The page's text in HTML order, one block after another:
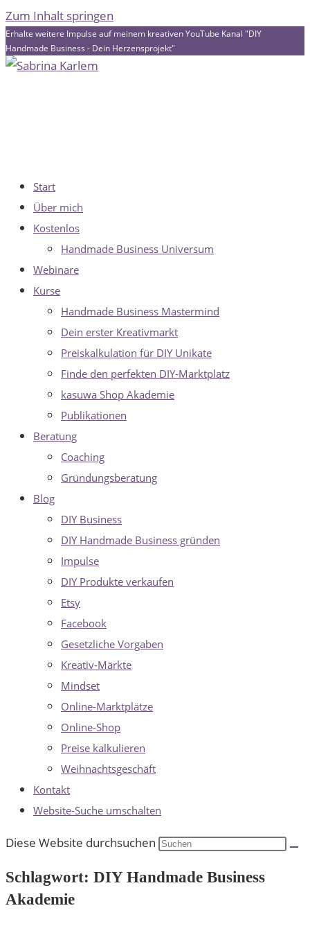
Zum Inhalt springen
Erhalte weitere Impulse auf meinem kreativen YouTube Kanal "DIY
Handmade Business - Dein Herzensprojekt"
Start
Über mich
Kostenlos
Handmade Business Universum
Webinare
Kurse
Handmade Business Mastermind
Dein erster Kreativmarkt
Preiskalkulation für DIY Unikate
Finde den perfekten DIY-Marktplatz
kasuwa Shop Akademie
Publikationen
Beratung
Coaching
Gründungsberatung
Blog
DIY Business
DIY Handmade Business gründen
Impulse
DIY Produkte verkaufen
Etsy
Facebook
Gesetzliche Vorgaben
Kreativ-Märkte
Mindset
Online-Marktplätze
Online-Shop
Preise kalkulieren
Weihnachtsgeschäft
Kontakt
Website-Suche umschalten
Diese Website durchsuchen
Schlagwort: DIY Handmade Business
Akademie